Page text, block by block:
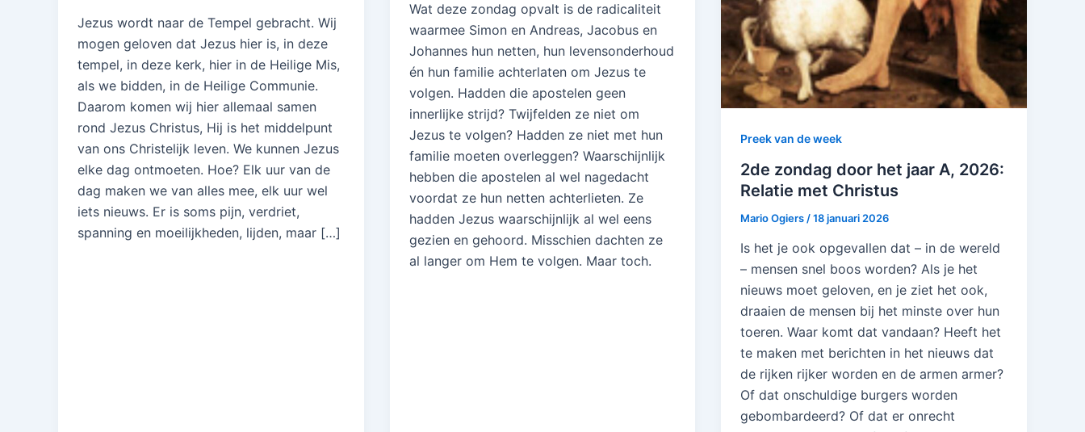
Jezus wordt naar de Tempel gebracht. Wij
mogen geloven dat Jezus hier is, in deze
tempel, in deze kerk, hier in de Heilige Mis,
als we bidden, in de Heilige Communie.
Daarom komen wij hier allemaal samen
rond Jezus Christus, Hij is het middelpunt
van ons Christelijk leven. We kunnen Jezus
elke dag ontmoeten. Hoe? Elk uur van de
dag maken we van alles mee, elk uur wel
iets nieuws. Er is soms pijn, verdriet,
spanning en moeilijkheden, lijden, maar […]
Wat deze zondag opvalt is de radicaliteit
waarmee Simon en Andreas, Jacobus en
Johannes hun netten, hun levensonderhoud
én hun familie achterlaten om Jezus te
volgen. Hadden die apostelen geen
innerlijke strijd? Twijfelden ze niet om
Jezus te volgen? Hadden ze niet met hun
familie moeten overleggen? Waarschijnlijk
hebben die apostelen al wel nagedacht
voordat ze hun netten achterlieten. Ze
hadden Jezus waarschijnlijk al wel eens
gezien en gehoord. Misschien dachten ze
al langer om Hem te volgen. Maar toch.
Preek van de week
2de zondag door het jaar A, 2026:
Relatie met Christus
Mario Ogiers /18 januari 2026
Is het je ook opgevallen dat – in de wereld
– mensen snel boos worden? Als je het
nieuws moet geloven, en je ziet het ook,
draaien de mensen bij het minste over hun
toeren. Waar komt dat vandaan? Heeft het
te maken met berichten in het nieuws dat
de rijken rijker worden en de armen armer?
Of dat onschuldige burgers worden
gebombardeerd? Of dat er onrecht